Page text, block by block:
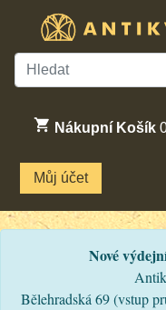
Nákupní Košík
Můj účet
Nové
Bělehradská 69 (vstup